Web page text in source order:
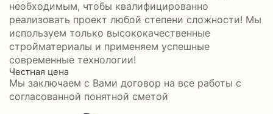
необходимым, чтобы квалифицированно
реализовать проект любой степени сложности! Мы
используем только высококачественные
стройматериалы и применяем успешные
современные технологии!
Честная цена
Мы заключаем с Вами договор на все работы с
согласованной понятной сметой